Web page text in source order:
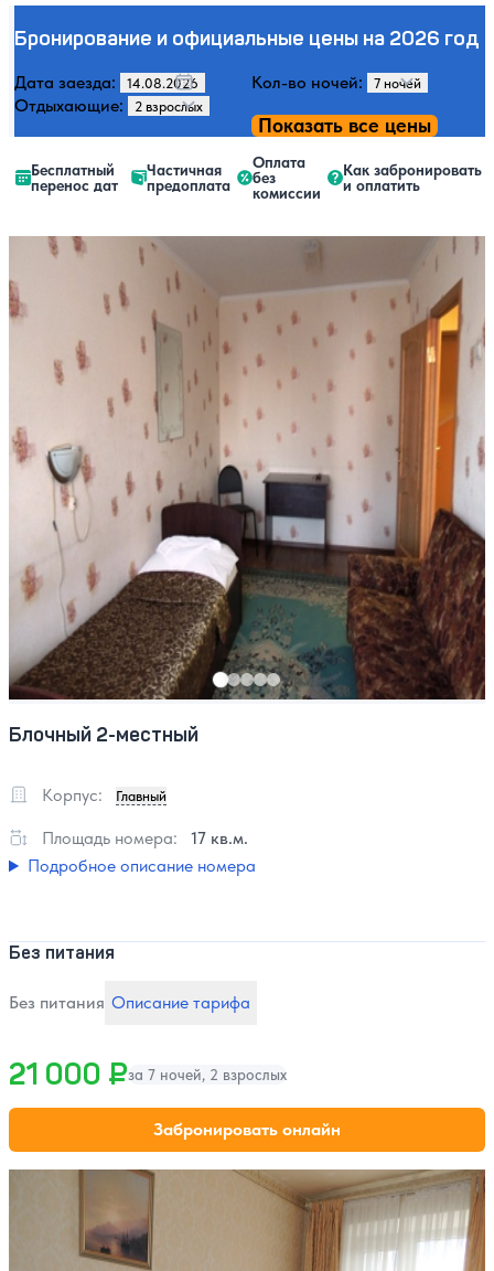
Бронирование и официальные цены на 2026 год
Дата заезда:
Кол-во ночей:
Отдыхающие:
Показать все цены
Бесплатный
перенос дат
Частичная
предоплата
Оплата
без
комиссии
Как забронировать
и оплатить
Блочный 2-местный
Корпус: Главный
Площадь номера:
17 кв.м.
Подробное описание номера
Без питания
Без питания Описание тарифа
21 000 ₽за 7 ночей, 2 взрослых
Забронировать онлайн